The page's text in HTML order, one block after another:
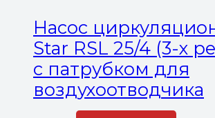
Насос
Star RSL 25/4 (3-х
с патрубком для
воздухоотводчика